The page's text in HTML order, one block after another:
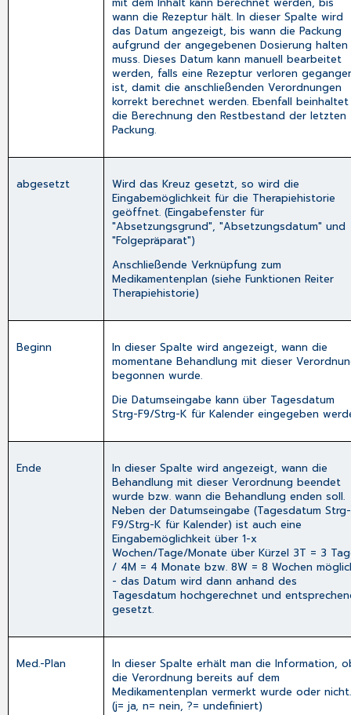
wann die Rezeptur hält. In dieser Spalte wird
das Datum angezeigt, bis wann die Packung
aufgrund der angegebenen Dosierung halten
muss. Dieses Datum kann manuell bearbeitet
werden, falls eine Rezeptur verloren
ist, damit die anschließenden Verordnungen
korrekt berechnet werden. Ebenfall beinhaltet
die Berechnung den Restbestand der letzten
Packung.
abgesetzt
Wird das Kreuz gesetzt, so wird die
Eingabemöglichkeit für die Therapiehistorie
geöffnet. (Eingabefenster für
"Absetzungsgrund", "Absetzungsdatum" und
"Folgepräparat")
Anschließende Verknüpfung zum
Medikamentenplan (siehe Funktionen Reiter
Therapiehistorie)
Beginn
In dieser Spalte wird angezeigt, wann die
momentane Behandlung mit dieser
begonnen wurde.
Die Datumseingabe kann über Tagesdatum
Strg-F9/Strg-K für Kalender eingegeben
Ende
In dieser Spalte wird angezeigt, wann die
Behandlung mit dieser Verordnung beendet
wurde bzw. wann die Behandlung enden soll.
Neben der Datumseingabe (TagesdatumStrg-
F9/Strg-K für Kalender) ist auch eine
Eingabemöglichkeit über 1-x
Wochen/Tage/Monate über Kürzel 3T = 3
/ 4M = 4 Monate bzw. 8W = 8 Wochen
- das Datum wird dann anhand des
Tagesdatum hochgerechnet und
gesetzt.
Med.-Plan
In dieser Spalte erhält man die Information,
die Verordnung bereits auf dem
Medikamentenplan vermerkt wurde oder nicht.
(j= ja, n= nein, ?= undefiniert)